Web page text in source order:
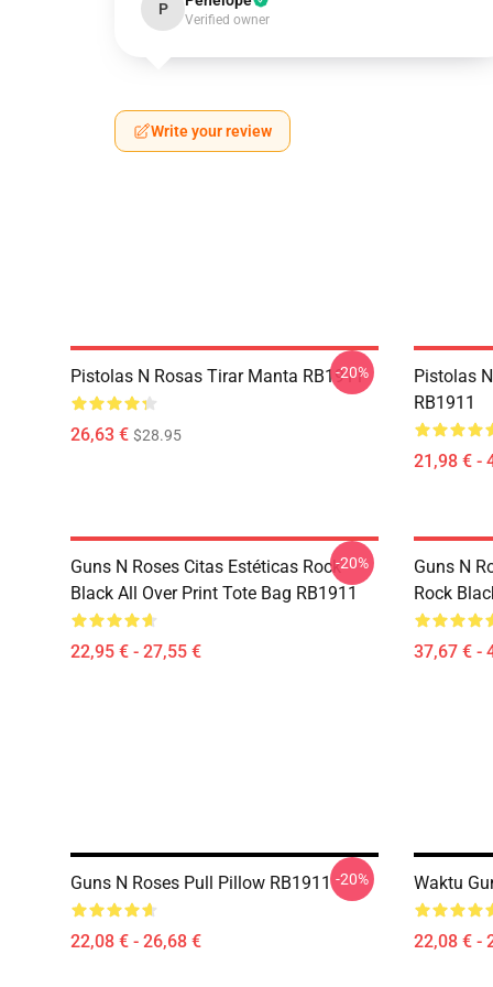
P
Verified owner
Write your review
Pistolas N Rosas Tirar Manta RB1911
26,63 € $28.95
-20%
Pistolas
RB1911
21,98 € -
Guns N Roses Citas Estéticas Rock
Black All Over Print Tote Bag RB1911
22,95 € - 27,55 €
-20%
Guns N
Rock
37,67 € -
Guns N Roses Pull Pillow RB1911
22,08 € - 26,68 €
-20% Waktu
22,08 € -